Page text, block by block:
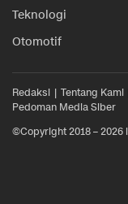
Teknologi
Otomotif
Redaksi Tentang Kami
Pedoman Media Siber
©Copyright 2018 – 2026